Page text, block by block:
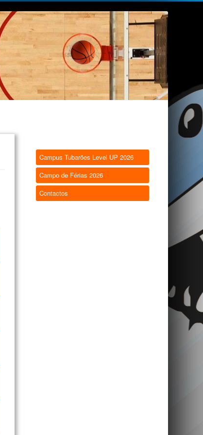
Campus Tubarões Level UP 2026
Campo de Férias 2026
Contactos